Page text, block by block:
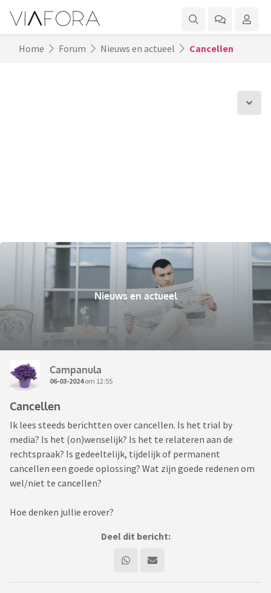
Home Forum Nieuws en actueel Cancellen
Nieuws en actueel
Campanula
06-03-2024om 12:55
Cancellen
Ik lees steeds berichtten over cancellen. Is het trial by
media? Is het (on)wenselijk? Is het te relateren aan de
rechtspraak? Is gedeeltelijk, tijdelijk of permanent
cancellen een goede oplossing? Wat zijn goede redenen om
wel/niet te cancellen?
Hoe denken jullie erover?
Deel dit bericht: